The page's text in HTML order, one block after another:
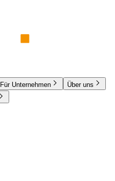
Für Unternehmen
Über uns